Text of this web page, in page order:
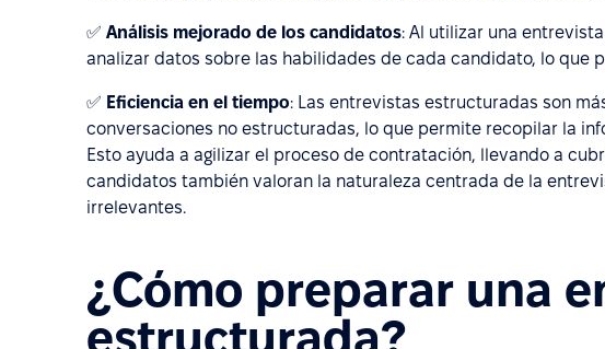
✅ Análisis mejorado de los candidatos: Al utilizar una
analizar datos sobre las habilidades de cada candidato, lo que
✅ Eficiencia en el tiempo: Las entrevistas estructuradas son
conversaciones no estructuradas, lo que permite recopilar la
Esto ayuda a agilizar el proceso de contratación, llevando a
candidatos también valoran la naturaleza centrada de la
irrelevantes.
¿Cómo preparar una
estructurada?